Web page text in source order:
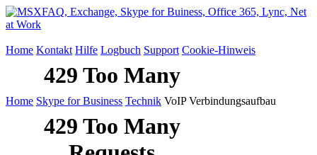
Home Kontakt Hilfe Logbuch Support Cookie-Hinweis
Home Skype for Business Technik VoIP Verbindungsaufbau